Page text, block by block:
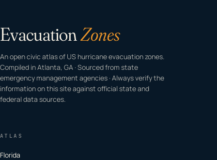
EvacuationZones
An open civic atlas of US hurricane evacuation zones.
Compiled in Atlanta, GA · Sourced from state
emergency management agencies · Always verify the
information on this site against official state and
federal data sources.
ATLAS
Florida